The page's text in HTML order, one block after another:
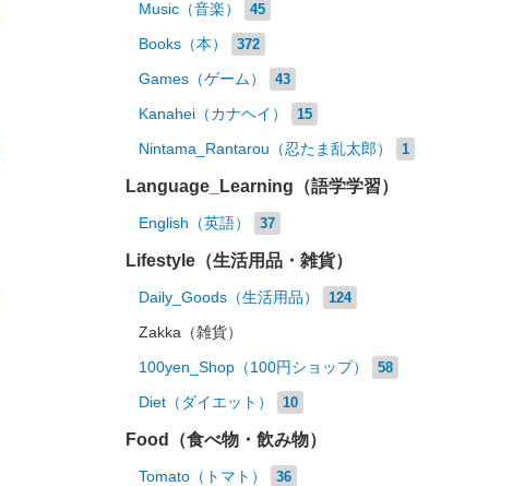
Music（音楽） 45
Books（本） 372
Games（ゲーム） 43
Kanahei（カナヘイ） 15
Nintama_Rantarou（忍たま乱太郎） 1
Language_Learning（語学学習）
English（英語） 37
Lifestyle（生活用品・雑貨）
Daily_Goods（生活用品） 124
Zakka（雑貨）
100yen_Shop（100円ショップ） 58
Diet（ダイエット） 10
Food（食べ物・飲み物）
Tomato（トマト） 36